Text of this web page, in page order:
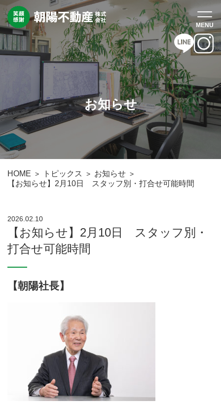
お知らせ
HOME トピックス
お知らせ
【お知らせ】2月10日 スタッフ別・打合せ可能時間
2026.02.10
【お知らせ】2月10日 スタッフ別・
打合せ可能時間
【朝陽社長】